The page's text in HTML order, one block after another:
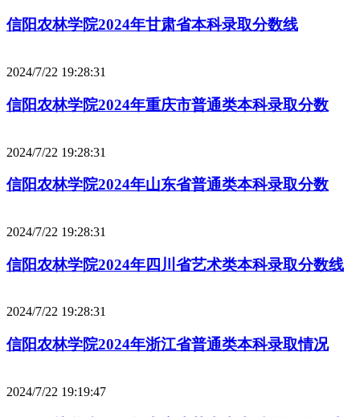
信阳农林学院2024年甘肃省本科录取分数线
2024/7/22 19:28:31
信阳农林学院2024年重庆市普通类本科录取分数
2024/7/22 19:28:31
信阳农林学院2024年山东省普通类本科录取分数
2024/7/22 19:28:31
信阳农林学院2024年四川省艺术类本科录取分数线
2024/7/22 19:28:31
信阳农林学院2024年浙江省普通类本科录取情况
2024/7/22 19:19:47